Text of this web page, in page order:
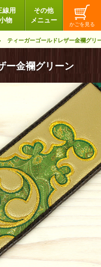
線用
物
その他
メニュー
ティーガーゴールドレザー金襴グリ
ー金襴グリーン